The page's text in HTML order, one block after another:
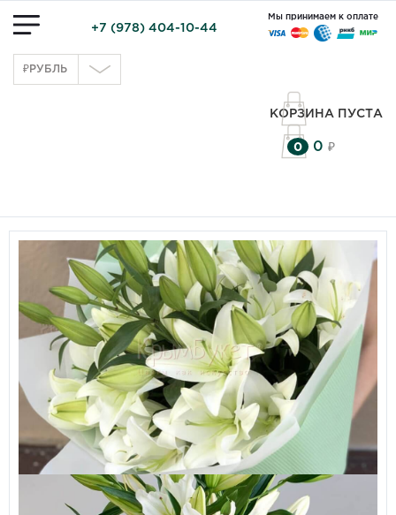
+7 (978) 404-10-44
Мы принимаем к оплате
КОРЗИНА ПУСТА
0 0 ₽
₽РУБЛЬ